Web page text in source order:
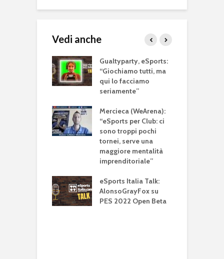
Vedi anche
Gualtyparty, eSports:
“Giochiamo tutti, ma
qui lo facciamo
seriamente”
Mercieca (WeArena):
“eSports per Club: ci
sono troppi pochi
tornei, serve una
maggiore mentalità
imprenditoriale”
eSports Italia Talk:
AlonsoGrayFox su
PES 2022 Open Beta